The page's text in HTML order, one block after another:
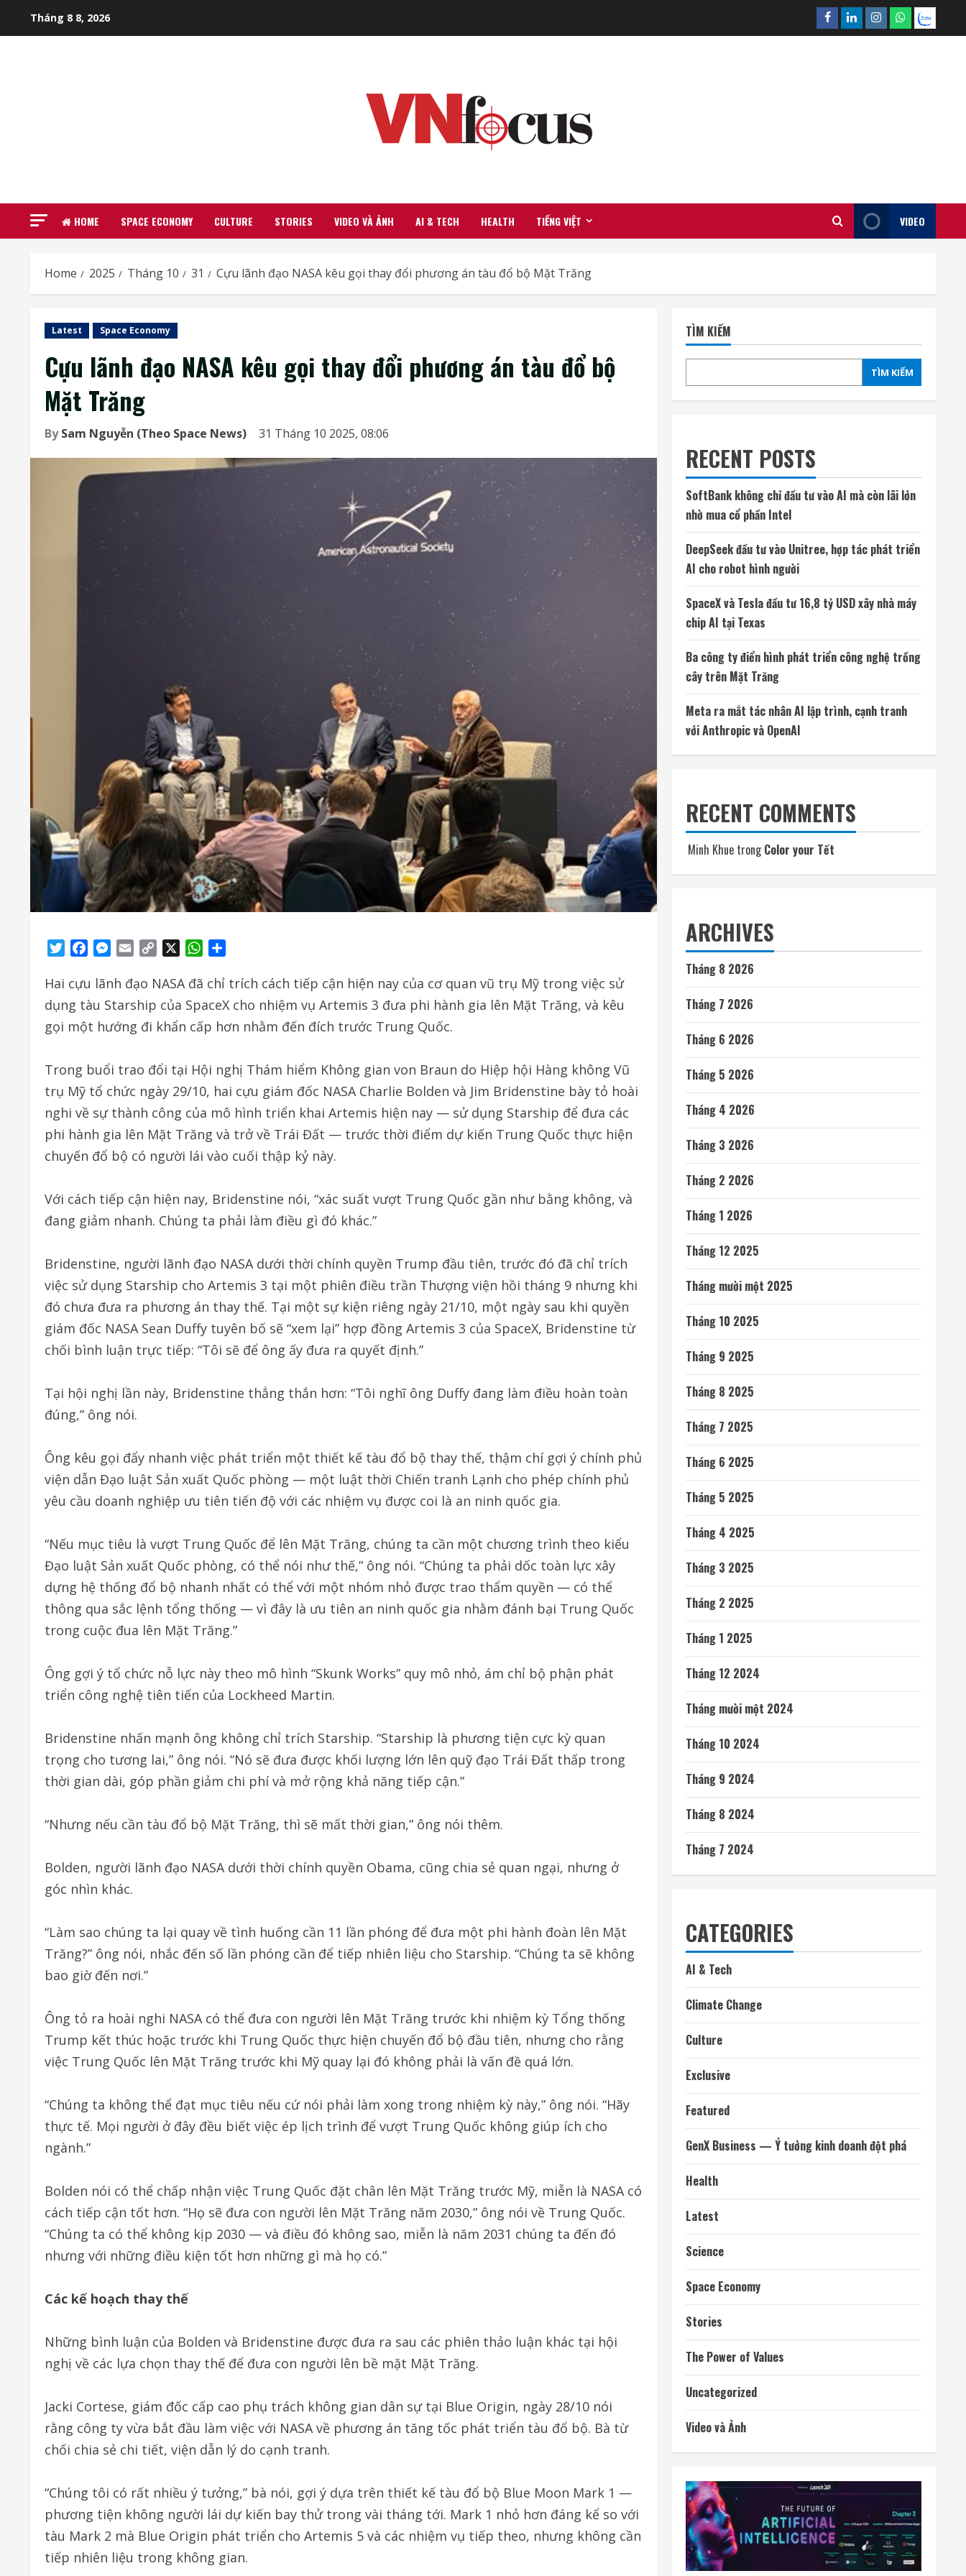
Tháng 8 8, 2026 Facebook
LinkedinInstagram
What’sapp
Zalo
HOME SPACE ECONOMY CULTURE STORIES VIDEO VÀ ẢNH AI & TECH HEALTH TIẾNG VIỆT VIDEO
Home 2025 Tháng 10 31 Cựu lãnh đạo NASA kêu gọi thay đổi phương án tàu đổ bộ Mặt Trăng
Latest Space Economy
Cựu lãnh đạo NASA kêu gọi thay đổi phương án tàu đổ bộ
Mặt Trăng
BySam Nguyễn (Theo Space News) 31 Tháng 10 2025, 08:06
TwitterFacebookMessenger
Email
Copy
WhatsApp
Hai cựu lãnh đạo NASA đã chỉ trích cách tiếp cận hiện nay của cơ quan vũ trụ Mỹ trong việc sử
dụng tàu Starship của SpaceX cho nhiệm vụ Artemis 3 đưa phi hành gia lên Mặt Trăng, và kêu
gọi một hướng đi khẩn cấp hơn nhằm đến đích trước Trung Quốc.
Trong buổi trao đổi tại Hội nghị Thám hiểm Không gian von Braun do Hiệp hội Hàng không Vũ
trụ Mỹ tổ chức ngày 29/10, hai cựu giám đốc NASA Charlie Bolden và Jim Bridenstine bày tỏ hoài
nghi về sự thành công của mô hình triển khai Artemis hiện nay — sử dụng Starship để đưa các
phi hành gia lên Mặt Trăng và trở về Trái Đất — trước thời điểm dự kiến Trung Quốc thực hiện
chuyến đổ bộ có người lái vào cuối thập kỷ này.
Với cách tiếp cận hiện nay, Bridenstine nói, “xác suất vượt Trung Quốc gần như bằng không, và
đang giảm nhanh. Chúng ta phải làm điều gì đó khác.”
Bridenstine, người lãnh đạo NASA dưới thời chính quyền Trump đầu tiên, trước đó đã chỉ trích
việc sử dụng Starship cho Artemis 3 tại một phiên điều trần Thượng viện hồi tháng 9 nhưng khi
đó chưa đưa ra phương án thay thế. Tại một sự kiện riêng ngày 21/10, một ngày sau khi quyền
giám đốc NASA Sean Duffy tuyên bố sẽ “xem lại” hợp đồng Artemis 3 của SpaceX, Bridenstine từ
chối bình luận trực tiếp: “Tôi sẽ để ông ấy đưa ra quyết định.”
Tại hội nghị lần này, Bridenstine thẳng thắn hơn: “Tôi nghĩ ông Duffy đang làm điều hoàn toàn
đúng,” ông nói.
Ông kêu gọi đẩy nhanh việc phát triển một thiết kế tàu đổ bộ thay thế, thậm chí gợi ý chính phủ
viện dẫn Đạo luật Sản xuất Quốc phòng — một luật thời Chiến tranh Lạnh cho phép chính phủ
yêu cầu doanh nghiệp ưu tiên tiến độ với các nhiệm vụ được coi là an ninh quốc gia.
“Nếu mục tiêu là vượt Trung Quốc để lên Mặt Trăng, chúng ta cần một chương trình theo kiểu
Đạo luật Sản xuất Quốc phòng, có thể nói như thế,” ông nói. “Chúng ta phải dốc toàn lực xây
dựng hệ thống đổ bộ nhanh nhất có thể với một nhóm nhỏ được trao thẩm quyền — có thể
thông qua sắc lệnh tổng thống — vì đây là ưu tiên an ninh quốc gia nhằm đánh bại Trung Quốc
trong cuộc đua lên Mặt Trăng.”
Ông gợi ý tổ chức nỗ lực này theo mô hình “Skunk Works” quy mô nhỏ, ám chỉ bộ phận phát
triển công nghệ tiên tiến của Lockheed Martin.
Bridenstine nhấn mạnh ông không chỉ trích Starship. “Starship là phương tiện cực kỳ quan
trọng cho tương lai,” ông nói. “Nó sẽ đưa được khối lượng lớn lên quỹ đạo Trái Đất thấp trong
thời gian dài, góp phần giảm chi phí và mở rộng khả năng tiếp cận.”
“Nhưng nếu cần tàu đổ bộ Mặt Trăng, thì sẽ mất thời gian,” ông nói thêm.
Bolden, người lãnh đạo NASA dưới thời chính quyền Obama, cũng chia sẻ quan ngại, nhưng ở
góc nhìn khác.
“Làm sao chúng ta lại quay về tình huống cần 11 lần phóng để đưa một phi hành đoàn lên Mặt
Trăng?” ông nói, nhắc đến số lần phóng cần để tiếp nhiên liệu cho Starship. “Chúng ta sẽ không
bao giờ đến nơi.”
Ông tỏ ra hoài nghi NASA có thể đưa con người lên Mặt Trăng trước khi nhiệm kỳ Tổng thống
Trump kết thúc hoặc trước khi Trung Quốc thực hiện chuyến đổ bộ đầu tiên, nhưng cho rằng
việc Trung Quốc lên Mặt Trăng trước khi Mỹ quay lại đó không phải là vấn đề quá lớn.
“Chúng ta không thể đạt mục tiêu nếu cứ nói phải làm xong trong nhiệm kỳ này,” ông nói. “Hãy
thực tế. Mọi người ở đây đều biết việc ép lịch trình để vượt Trung Quốc không giúp ích cho
ngành.”
Bolden nói có thể chấp nhận việc Trung Quốc đặt chân lên Mặt Trăng trước Mỹ, miễn là NASA có
cách tiếp cận tốt hơn. “Họ sẽ đưa con người lên Mặt Trăng năm 2030,” ông nói về Trung Quốc.
“Chúng ta có thể không kịp 2030 — và điều đó không sao, miễn là năm 2031 chúng ta đến đó
nhưng với những điều kiện tốt hơn những gì mà họ có.”
Các kế hoạch thay thế
Những bình luận của Bolden và Bridenstine được đưa ra sau các phiên thảo luận khác tại hội
nghị về các lựa chọn thay thế để đưa con người lên bề mặt Mặt Trăng.
Jacki Cortese, giám đốc cấp cao phụ trách không gian dân sự tại Blue Origin, ngày 28/10 nói
rằng công ty vừa bắt đầu làm việc với NASA về phương án tăng tốc phát triển tàu đổ bộ. Bà từ
chối chia sẻ chi tiết, viện dẫn lý do cạnh tranh.
“Chúng tôi có rất nhiều ý tưởng,” bà nói, gợi ý dựa trên thiết kế tàu đổ bộ Blue Moon Mark 1 —
phương tiện không người lái dự kiến bay thử trong vài tháng tới. Mark 1 nhỏ hơn đáng kể so với
tàu Mark 2 mà Blue Origin phát triển cho Artemis 5 và các nhiệm vụ tiếp theo, nhưng không cần
tiếp nhiên liệu trong không gian.
TÌM KIẾM
TÌM KIẾM
RECENT POSTS
SoftBank không chỉ đầu tư vào AI mà còn lãi lớn
nhờ mua cổ phần Intel
DeepSeek đầu tư vào Unitree, hợp tác phát triển
AI cho robot hình người
SpaceX và Tesla đầu tư 16,8 tỷ USD xây nhà máy
chip AI tại Texas
Ba công ty điển hình phát triển công nghệ trồng
cây trên Mặt Trăng
Meta ra mắt tác nhân AI lập trình, cạnh tranh
với Anthropic và OpenAI
RECENT COMMENTS
Minh Khue trongColor your Tết
ARCHIVES
Tháng 8 2026
Tháng 7 2026
Tháng 6 2026
Tháng 5 2026
Tháng 4 2026
Tháng 3 2026
Tháng 2 2026
Tháng 1 2026
Tháng 12 2025
Tháng mười một 2025
Tháng 10 2025
Tháng 9 2025
Tháng 8 2025
Tháng 7 2025
Tháng 6 2025
Tháng 5 2025
Tháng 4 2025
Tháng 3 2025
Tháng 2 2025
Tháng 1 2025
Tháng 12 2024
Tháng mười một 2024
Tháng 10 2024
Tháng 9 2024
Tháng 8 2024
Tháng 7 2024
CATEGORIES
AI & Tech
Climate Change
Culture
Exclusive
Featured
GenX Business — Ý tưởng kinh doanh đột phá
Health
Latest
Science
Space Economy
Stories
The Power of Values
Uncategorized
Video và Ảnh